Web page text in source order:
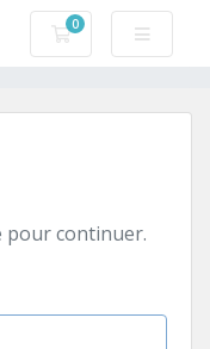
0
Votre panier
pour continuer.